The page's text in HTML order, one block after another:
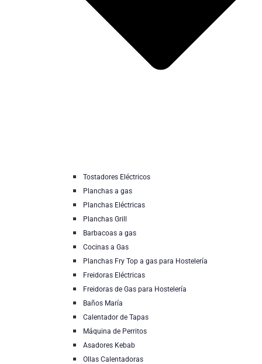
Tostadores Eléctricos
Planchas a gas
Planchas Eléctricas
Planchas Grill
Barbacoas a gas
Cocinas a Gas
Planchas Fry Top a gas para Hostelería
Freidoras Eléctricas
Freidoras de Gas para Hostelería
Baños María
Calentador de Tapas
Máquina de Perritos
Asadores Kebab
Ollas Calentadoras